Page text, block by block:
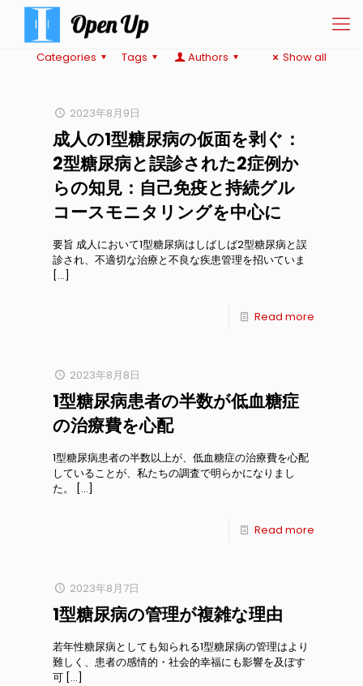
Categories Tags Authors Show all
2023年8月9日
成人の1型糖尿病の仮面を剥ぐ：
2型糖尿病と誤診された2症例か
らの知見：自己免疫と持続グル
コースモニタリングを中心に
要旨 成人において1型糖尿病はしばしば2型糖尿病と誤
診され、不適切な治療と不良な疾患管理を招いていま
[…]
Read more
2023年8月8日
1型糖尿病患者の半数が低血糖症
の治療費を心配
1型糖尿病患者の半数以上が、低血糖症の治療費を心配
していることが、私たちの調査で明らかになりまし
た。
[…]
Read more
2023年8月7日
1型糖尿病の管理が複雑な理由
若年性糖尿病としても知られる1型糖尿病の管理はより
難しく、患者の感情的・社会的幸福にも影響を及ぼす
可 […]